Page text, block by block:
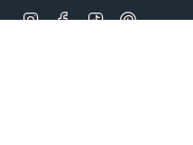
InstagramFacebook
TikTokPinterest